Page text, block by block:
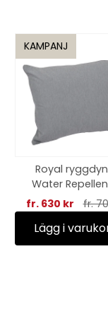
KAMPANJ
Royal
Water
cement
fr. 630 kr fr.
Lägg i